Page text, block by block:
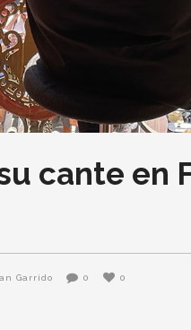
cante en
Garrido 0 0